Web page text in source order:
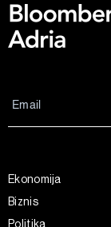
Ekonomija
Biznis
Politika